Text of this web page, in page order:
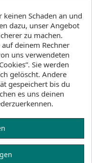
tired of wearing
did what we
and created
with
our 3mm
that eliminates
neoprene
texture to
Thermal Lock
keinen Schaden an und
dazu, unser Angebot
zu machen.
deinem Rechner
uns verwendeten
Sie werden
gelöscht. Andere
gespeichert bis du
es uns deinen